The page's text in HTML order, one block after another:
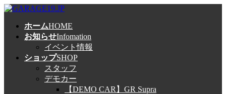
コ
ナ
ホームHOME
お知らせInfomation
イベント情報
ショップSHOP
スタッフ
デモカー
【DEMO CAR】GR Supra